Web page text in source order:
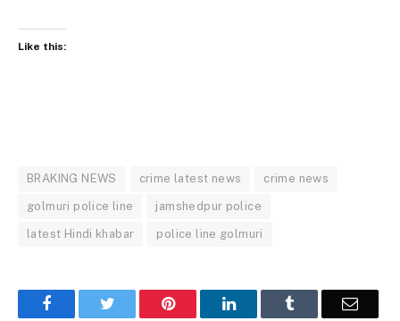
Like this:
BRAKING NEWS crime latest news crime news
golmuri police line jamshedpur police
latest Hindi khabar police line golmuri
FacebookTwitter Pinterest LinkedInTumblr Email